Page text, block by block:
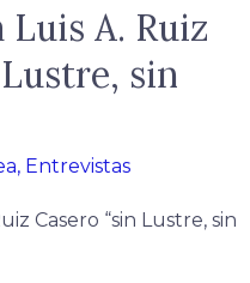
A. Ruiz
sin
, Entrevistas
Casero “sin Lustre, sin